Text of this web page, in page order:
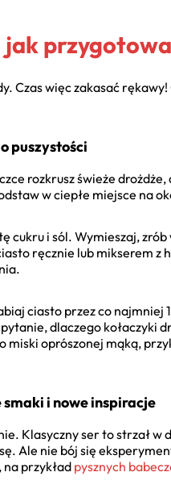
Czas więc zakasać
puszystości
rozkrusz świeże
w ciepłe miejsce na
cukru i sól. Wymieszaj,
ręcznie lub mikserem z
ciasto przez co najmniej
dlaczego kołaczyki
oprószonej mąką,
i nowe inspiracje
Klasyczny ser to strzał w
Ale nie bój się
przykład pysznych